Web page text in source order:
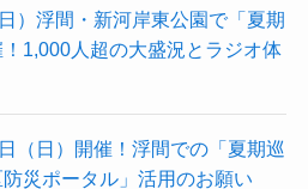
）浮間・新河岸東公園で「夏期
1,000人超の大盛況とラジオ体
（日）開催！浮間での「夏期巡
災ポータル」活用のお願い